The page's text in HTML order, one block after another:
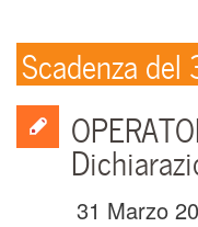
Scadenza
31 Marzo